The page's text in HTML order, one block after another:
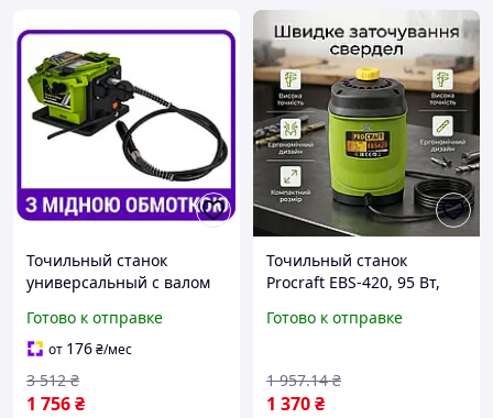
Точильный станок
универсальный с валом
точило для ножей и
ножниц станок для
заточки инструментов
MS350
Готово к отправке
от 176₴/мес
1 756₴
3 512 ₴
Точильный станок
Procraft EBS-420, 95 Вт,
заточки сверл по металлу
0.095 Вт
Готово к отправке
1 370₴
1 957.14 ₴